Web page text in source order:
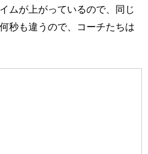
ムが上がっているので、同じ
秒も違うので、コーチたちは